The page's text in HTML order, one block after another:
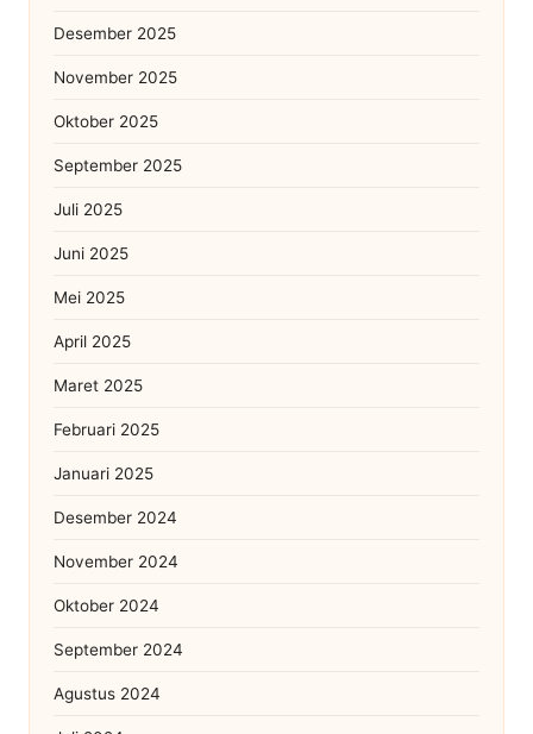
Desember 2025
November 2025
Oktober 2025
September 2025
Juli 2025
Juni 2025
Mei 2025
April 2025
Maret 2025
Februari 2025
Januari 2025
Desember 2024
November 2024
Oktober 2024
September 2024
Agustus 2024